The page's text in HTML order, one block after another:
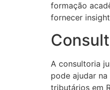
formação
fornecer
A consultoria
pode ajudar
tributários em